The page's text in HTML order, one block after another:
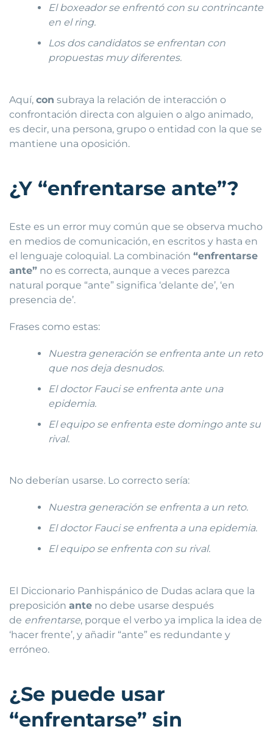
El boxeador se enfrentó con su contrincante
en el ring.
Los dos candidatos se enfrentan con
propuestas muy diferentes.
Aquí, con subraya la relación de interacción o
confrontación directa con alguien o algo animado,
es decir, una persona, grupo o entidad con la que se
mantiene una oposición.
¿Y “enfrentarse ante”?
Este es un error muy común que se observa mucho
en medios de comunicación, en escritos y hasta en
el lenguaje coloquial. La combinación “enfrentarse
ante” no es correcta, aunque a veces parezca
natural porque “ante” significa ‘delante de’, ‘en
presencia de’.
Frases como estas:
Nuestra generación se enfrenta ante un reto
que nos deja desnudos.
El doctor Fauci se enfrenta ante una
epidemia.
El equipo se enfrenta este domingo ante su
rival.
No deberían usarse. Lo correcto sería:
Nuestra generación se enfrenta a un reto.
El doctor Fauci se enfrenta a una epidemia.
El equipo se enfrenta con su rival.
El Diccionario Panhispánico de Dudas aclara que la
preposición ante no debe usarse después
de enfrentarse, porque el verbo ya implica la idea de
‘hacer frente’, y añadir “ante” es redundante y
erróneo.
¿Se puede usar
“enfrentarse” sin